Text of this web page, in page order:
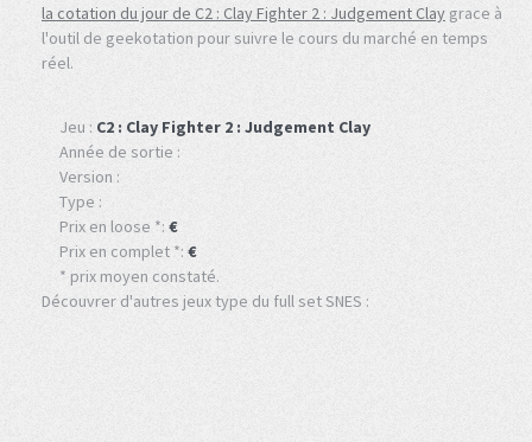
la cotation du jour de C2 : Clay Fighter 2 : Judgement Clay grace à
l'outil de geekotation pour suivre le cours du marché en temps
réel.
Jeu : C2 : Clay Fighter 2 : Judgement Clay
Année de sortie :
Version :
Type :
Prix en loose *: €
Prix en complet *: €
* prix moyen constaté.
Découvrer d'autres jeux type du full set SNES :